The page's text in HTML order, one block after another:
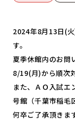
就職サポート
オープンキャン
2024年8月13日(
す。
夏季休館内のお問
8/19(月)から順次
また、ＡＯ入試
号館（千葉市稲毛
何卒ご了承頂きま